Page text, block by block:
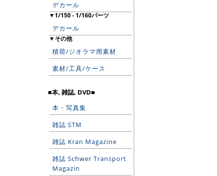
デカール
▼1/150 - 1/160パーツ
デカール
▼その他
積荷/ジオラマ用素材
素材/工具/ケース
■本, 雑誌, DVD■
本・写真集
雑誌 STM
雑誌 Kran Magazine
雑誌 Schwer Transport
Magazin